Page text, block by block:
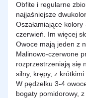
Obfite i regularne
najjaśniejsze
Oszałamiające
czerwień. Im więcej
Owoce mają jeden z
Malinowo-czerwone
rozprzestrzeniają się
silny, krępy, z
W pędzelku 3-4
bogaty pomidorowy, z